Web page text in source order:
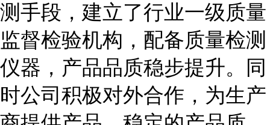
测手段，建立了行业一级质量
监督检验机构，配备质量检测
仪器，产品品质稳步提升。同
时公司积极对外合作，为生产